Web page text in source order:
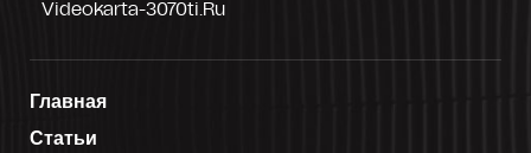
Videokarta-3070ti.ru
Главная
Статьи